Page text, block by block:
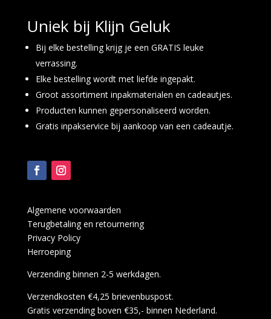
Uniek bij Klijn Geluk
Bij elke bestelling krijg je een GRATIS leuke
verrassing.
Elke bestelling wordt met liefde ingepakt.
Groot assortiment inpakmaterialen en cadeautjes.
Producten kunnen gepersonaliseerd worden.
Gratis inpakservice bij aankoop van een cadeautje.
Algemene voorwaarden
Terugbetaling en retournering
Privacy Policy
Herroeping
Verzending binnen 2-5 werkdagen.
Verzendkosten €4,25 brievenbuspost.
Gratis verzending boven €35,- binnen Nederland.